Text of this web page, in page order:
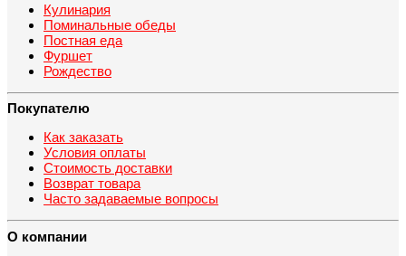
Кулинария
Поминальные обеды
Постная еда
Фуршет
Рождество
Покупателю
Как заказать
Условия оплаты
Стоимость доставки
Возврат товара
Часто задаваемые вопросы
О компании